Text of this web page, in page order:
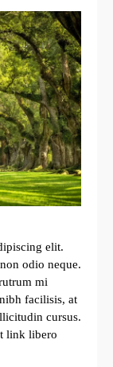
elit.
odio neque.
mi
facilisis, at
cursus.
link libero